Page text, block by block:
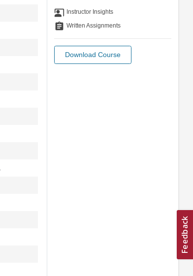
co_present Instructor Insights
assignment Written Assignments
Download Course